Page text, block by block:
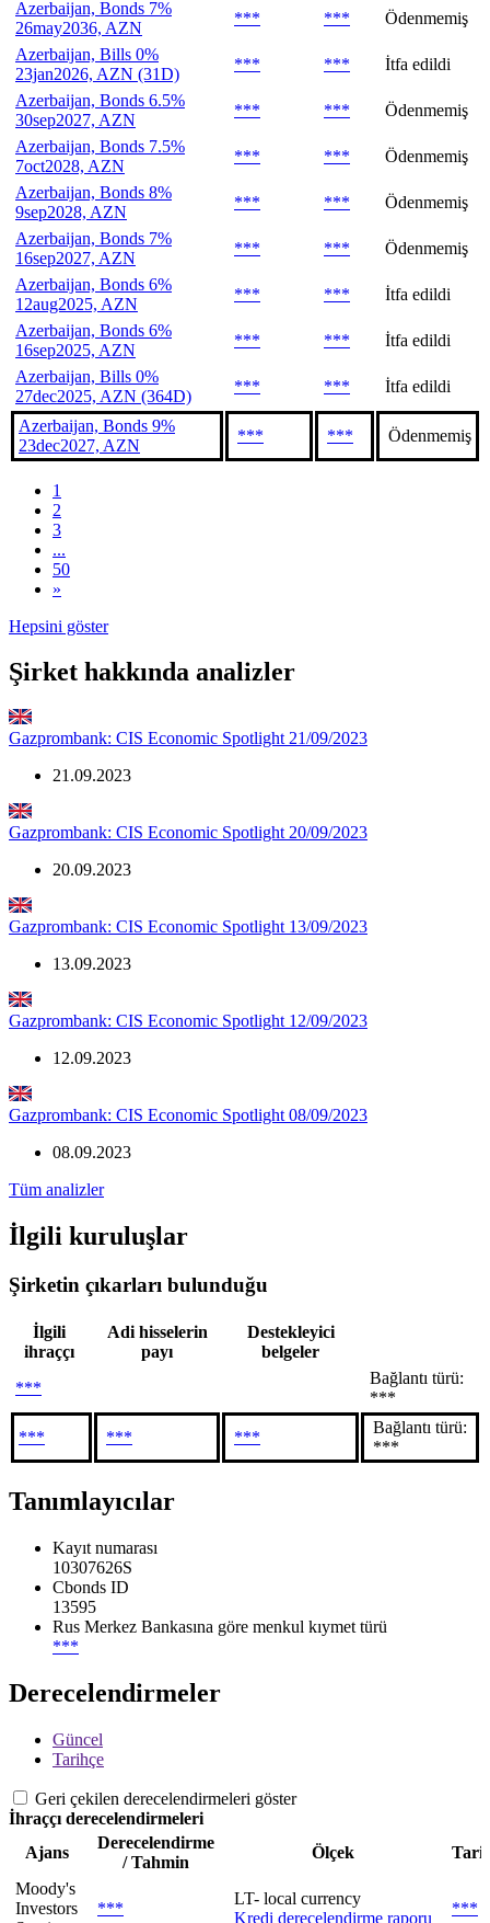
Azerbaijan, Bonds 7%
26may2036, AZN
*** ***
Ödenmemiş
Azerbaijan, Bills 0%
23jan2026, AZN (31D)
*** ***
İtfa edildi
Azerbaijan, Bonds 6.5%
30sep2027, AZN
*** ***
Ödenmemiş
Azerbaijan, Bonds 7.5%
7oct2028, AZN
*** ***
Ödenmemiş
Azerbaijan, Bonds 8%
9sep2028, AZN
*** ***
Ödenmemiş
Azerbaijan, Bonds 7%
16sep2027, AZN
*** ***
Ödenmemiş
Azerbaijan, Bonds 6%
12aug2025, AZN
*** ***
İtfa edildi
Azerbaijan, Bonds 6%
16sep2025, AZN
*** ***
İtfa edildi
Azerbaijan, Bills 0%
27dec2025, AZN (364D)
*** *** İtfa edildi
Azerbaijan, Bonds 9%
23dec2027, AZN
*** *** Ödenmemiş
1
2
3
...
50
»
Hepsini göster
Şirket hakkında analizler
Gazprombank: CIS Economic Spotlight 21/09/2023
21.09.2023
Gazprombank: CIS Economic Spotlight 20/09/2023
20.09.2023
Gazprombank: CIS Economic Spotlight 13/09/2023
13.09.2023
Gazprombank: CIS Economic Spotlight 12/09/2023
12.09.2023
Gazprombank: CIS Economic Spotlight 08/09/2023
08.09.2023
Tüm analizler
İlgili kuruluşlar
Şirketin çıkarları bulunduğu
İlgili
ihraççı
Adi hisselerin
payı
Destekleyici
belgeler
***
Bağlantı türü:
***
*** *** ***
Bağlantı türü:
***
Tanımlayıcılar
Kayıt numarası
10307626S
Cbonds ID
13595
Rus Merkez Bankasına göre menkul kıymet türü
***
Derecelendirmeler
Güncel
Tarihçe
Geri çekilen derecelendirmeleri göster
İhraççı derecelendirmeleri
Ajans
Derecelendirme
/ Tahmin
Ölçek
Moody's
Investors
***
LT- local currency
Kredi derecelendirme raporu
***